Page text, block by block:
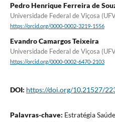
Pedro Henrique Ferreira de
Universidade Federal de Viçosa
https://orcid.org/0000-0002-3219-1556
Evandro Camargos Teixeira
Universidade Federal de Viçosa
https://orcid.org/0000-0002-6470-2103
DOI: https://doi.org/10.21527/
Palavras-chave: Estratégia